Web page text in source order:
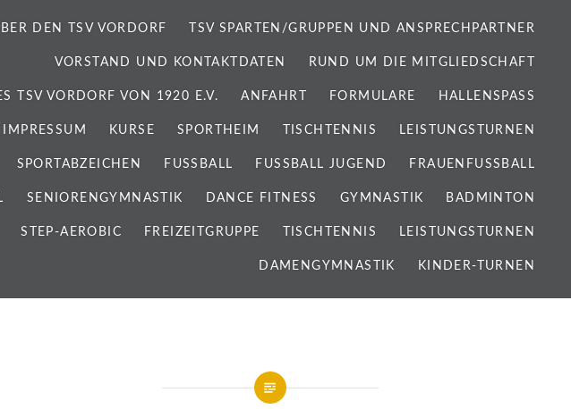
DEN TSV VORDORF TSV SPARTEN/GRUPPEN UND ANSPRECHPARTNER
VORSTAND UND KONTAKTDATEN RUND UM DIE MITGLIEDSCHAFT
TSV VORDORF VON 1920 E.V. ANFAHRT FORMULARE HALLENSPASS
IMPRESSUM KURSE SPORTHEIM TISCHTENNIS LEISTUNGSTURNEN
SPORTABZEICHEN FUSSBALL FUSSBALL JUGEND FRAUENFUSSBALL
SENIORENGYMNASTIK DANCE FITNESS GYMNASTIK BADMINTON
STEP-AEROBIC FREIZEITGRUPPE TISCHTENNIS LEISTUNGSTURNEN
DAMENGYMNASTIK KINDER-TURNEN